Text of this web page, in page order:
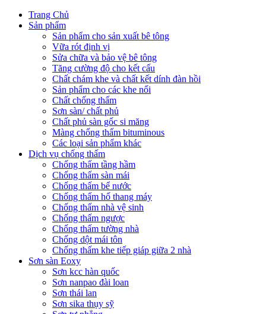
Trang Chủ
Sản phẩm
Sản phẩm cho sản xuất bê tông
Vữa rót định vị
Sửa chữa và bảo vệ bê tông
Tăng cường độ cho kết cấu
Chất chám khe và chất kết dính đàn hồi
Sản phẩm cho các khe nối
Chất chống thấm
Sơn sàn/ chất phủ
Chất phủ sàn gốc si măng
Màng chống thấm bituminous
Các loại sản phẩm khác
Dịch vụ chống thấm
Chống thấm tầng hầm
Chống thấm sàn mái
Chống thấm bể nước
Chống thấm hố thang máy
Chống thấm nhà vệ sinh
Chống thấm ngược
Chống thấm tường nhà
Chống dột mái tôn
Chống thấm khe tiếp giáp giữa 2 nhà
Sơn sàn Eoxy
Sơn kcc hàn quốc
Sơn nanpao đài loan
Sơn thái lan
Sơn sika thụy sỹ